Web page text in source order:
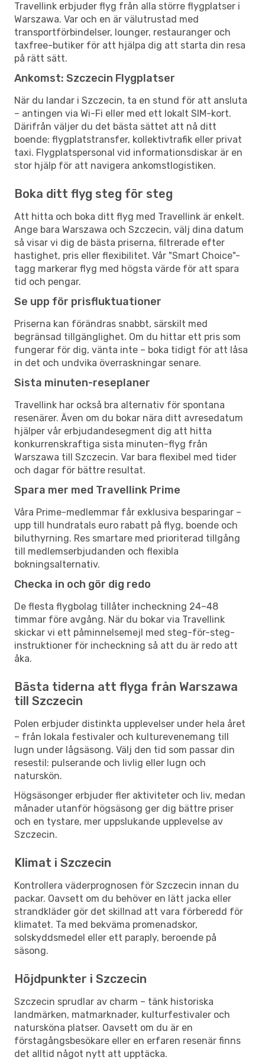
Travellink erbjuder flyg från alla större flygplatser i
Warszawa. Var och en är välutrustad med
transportförbindelser, lounger, restauranger och
taxfree-butiker för att hjälpa dig att starta din resa
på rätt sätt.
Ankomst: Szczecin Flygplatser
När du landar i Szczecin, ta en stund för att ansluta
– antingen via Wi-Fi eller med ett lokalt SIM-kort.
Därifrån väljer du det bästa sättet att nå ditt
boende: flygplatstransfer, kollektivtrafik eller privat
taxi. Flygplatspersonal vid informationsdiskar är en
stor hjälp för att navigera ankomstlogistiken.
Boka ditt flyg steg för steg
Att hitta och boka ditt flyg med Travellink är enkelt.
Ange bara Warszawa och Szczecin, välj dina datum
så visar vi dig de bästa priserna, filtrerade efter
hastighet, pris eller flexibilitet. Vår "Smart Choice"-
tagg markerar flyg med högsta värde för att spara
tid och pengar.
Se upp för prisfluktuationer
Priserna kan förändras snabbt, särskilt med
begränsad tillgänglighet. Om du hittar ett pris som
fungerar för dig, vänta inte – boka tidigt för att låsa
in det och undvika överraskningar senare.
Sista minuten-reseplaner
Travellink har också bra alternativ för spontana
resenärer. Även om du bokar nära ditt avresedatum
hjälper vår erbjudandesegment dig att hitta
konkurrenskraftiga sista minuten-flyg från
Warszawa till Szczecin. Var bara flexibel med tider
och dagar för bättre resultat.
Spara mer med Travellink Prime
Våra Prime-medlemmar får exklusiva besparingar –
upp till hundratals euro rabatt på flyg, boende och
biluthyrning. Res smartare med prioriterad tillgång
till medlemserbjudanden och flexibla
bokningsalternativ.
Checka in och gör dig redo
De flesta flygbolag tillåter incheckning 24–48
timmar före avgång. När du bokar via Travellink
skickar vi ett påminnelsemejl med steg-för-steg-
instruktioner för incheckning så att du är redo att
åka.
Bästa tiderna att flyga från Warszawa
till Szczecin
Polen erbjuder distinkta upplevelser under hela året
– från lokala festivaler och kulturevenemang till
lugn under lågsäsong. Välj den tid som passar din
resestil: pulserande och livlig eller lugn och
naturskön.
Högsäsonger erbjuder fler aktiviteter och liv, medan
månader utanför högsäsong ger dig bättre priser
och en tystare, mer uppslukande upplevelse av
Szczecin.
Klimat i Szczecin
Kontrollera väderprognosen för Szczecin innan du
packar. Oavsett om du behöver en lätt jacka eller
strandkläder gör det skillnad att vara förberedd för
klimatet. Ta med bekväma promenadskor,
solskyddsmedel eller ett paraply, beroende på
säsong.
Höjdpunkter i Szczecin
Szczecin sprudlar av charm – tänk historiska
landmärken, matmarknader, kulturfestivaler och
natursköna platser. Oavsett om du är en
förstagångsbesökare eller en erfaren resenär finns
det alltid något nytt att upptäcka.